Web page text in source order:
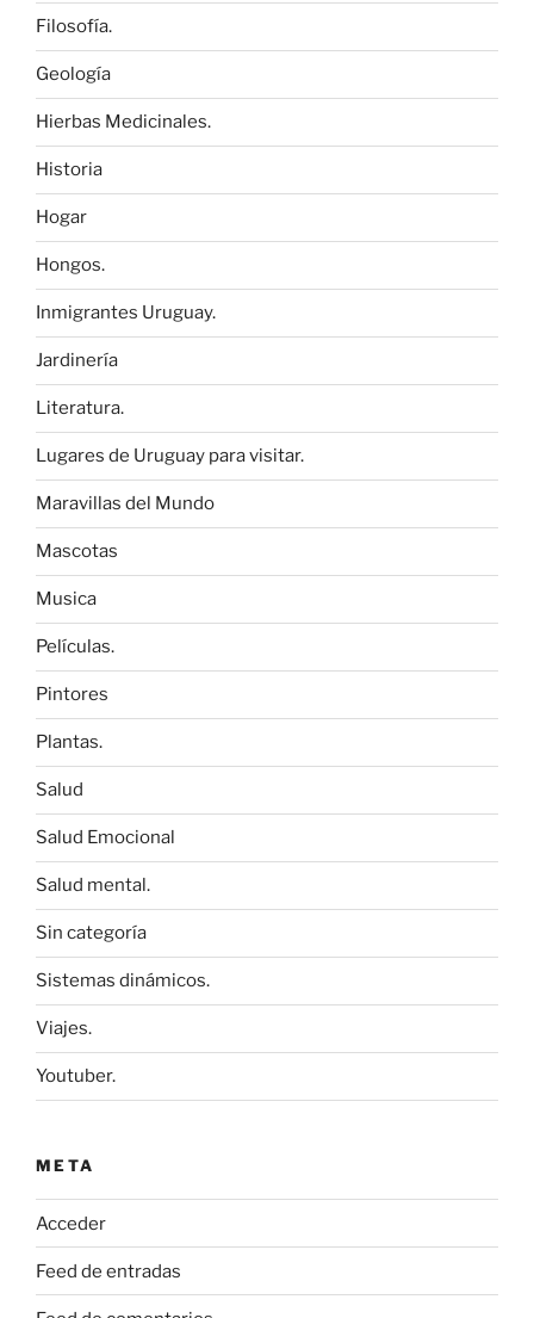
Filosofía.
Geología
Hierbas Medicinales.
Historia
Hogar
Hongos.
Inmigrantes Uruguay.
Jardinería
Literatura.
Lugares de Uruguay para visitar.
Maravillas del Mundo
Mascotas
Musica
Películas.
Pintores
Plantas.
Salud
Salud Emocional
Salud mental.
Sin categoría
Sistemas dinámicos.
Viajes.
Youtuber.
META
Acceder
Feed de entradas